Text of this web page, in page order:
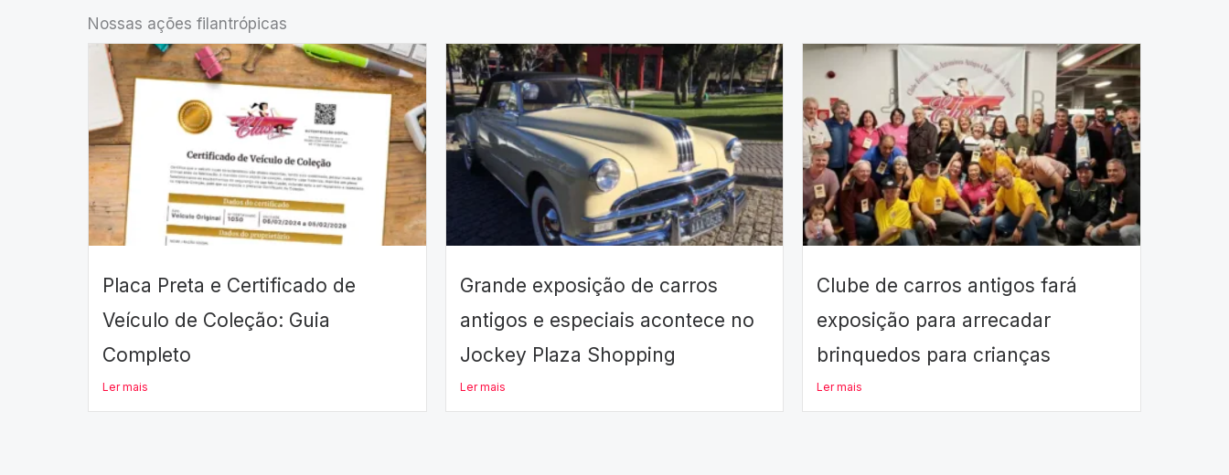
Nossas ações filantrópicas
Placa Preta e Certificado de
Veículo de Coleção: Guia
Completo
Ler mais
Grande exposição de carros
antigos e especiais acontece no
Jockey Plaza Shopping
Ler mais
Clube de carros antigos fará
exposição para arrecadar
brinquedos para crianças
Ler mais